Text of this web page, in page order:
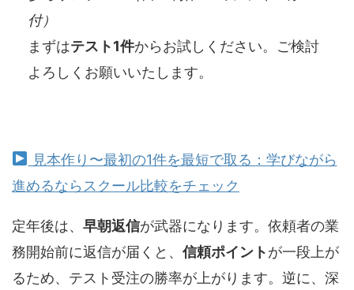
付）
まずはテスト1件からお試しください。ご検討
よろしくお願いいたします。
見本作り〜最初の1件を最短で取る：学びながら
進めるならスクール比較をチェック
定年後は、 早朝返信が武器になります。依頼者の業
務開始前に返信が届くと、 信頼ポイントが一段上が
るため、テスト受注の勝率が上がります。逆に、深